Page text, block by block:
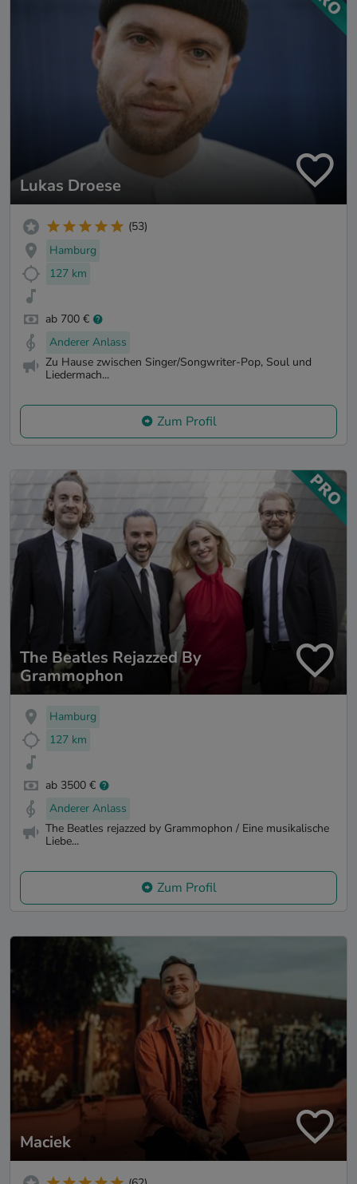
Lukas Droese
(53)
Hamburg
127 km
ab 700 €
Anderer Anlass
Zu Hause zwischen Singer/Songwriter-Pop, Soul und
Liedermach...
Zum Profil
The Beatles Rejazzed By
Grammophon
Hamburg
127 km
ab 3500 €
Anderer Anlass
The Beatles rejazzed by Grammophon / Eine musikalische
Liebe...
Zum Profil
Maciek